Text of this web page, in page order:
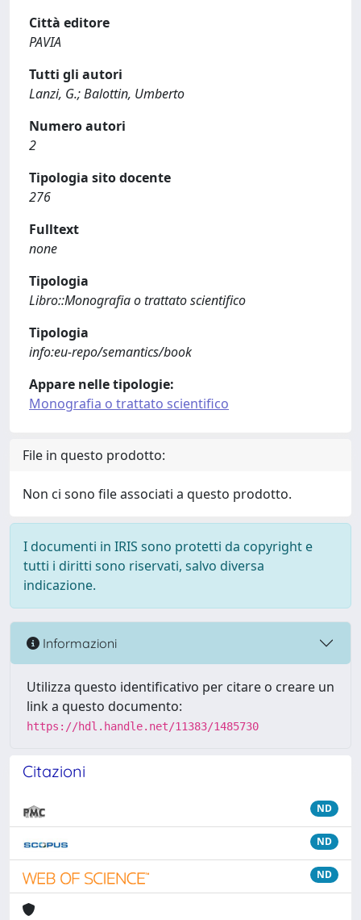
Città editore
PAVIA
Tutti gli autori
Lanzi, G.; Balottin, Umberto
Numero autori
2
Tipologia sito docente
276
Fulltext
none
Tipologia
Libro::Monografia o trattato scientifico
Tipologia
info:eu-repo/semantics/book
Appare nelle tipologie:
Monografia o trattato scientifico
File in questo prodotto:
Non ci sono file associati a questo prodotto.
I documenti in IRIS sono protetti da copyright e
tutti i diritti sono riservati, salvo diversa
indicazione.
Informazioni
Utilizza questo identificativo per citare o creare un
link a questo documento:
https://hdl.handle.net/11383/1485730
Citazioni
ND
ND
ND